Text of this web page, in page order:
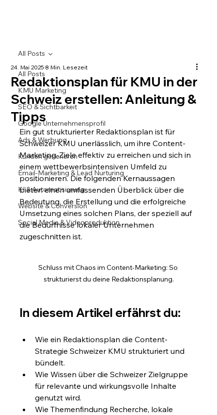
All Posts
KMU Marketing
SEO & Sichtbarkeit
Google Unternehmensprofil
Ads & Werbung
Kunden generieren
Email-Marketing & Lead Nurturing
KI & Automatisierung
Website & Conversion
Social Media & Videoproduktion
All Posts
Redaktionsplan für KMU in der
Schweiz erstellen: Anleitung &
Tipps
24. Mai 20258 Min. Lesezeit
Ein gut strukturierter Redaktionsplan ist für
Schweizer KMU unerlässlich, um ihre Content-
Marketing-Ziele effektiv zu erreichen und sich in
einem wettbewerbsintensiven Umfeld zu
positionieren. Die folgenden Kernaussagen
bieten einen umfassenden Überblick über die
Bedeutung, die Erstellung und die erfolgreiche
Umsetzung eines solchen Plans, der speziell auf
die Bedürfnisse lokaler Unternehmen
zugeschnitten ist.
Schluss mit Chaos im Content-Marketing: So
strukturierst du deine Redaktionsplanung.
In diesem Artikel erfährst du:
Wie ein Redaktionsplan die Content-
Strategie Schweizer KMU strukturiert und
bündelt.
Wie Wissen über die Schweizer Zielgruppe
für relevante und wirkungsvolle Inhalte
genutzt wird.
Wie Themenfindung Recherche, lokale